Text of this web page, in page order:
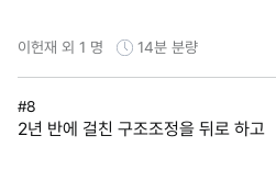
이헌재 외 1 명 14분 분량
#8
2년 반에 걸친 구조조정을 뒤로 하고